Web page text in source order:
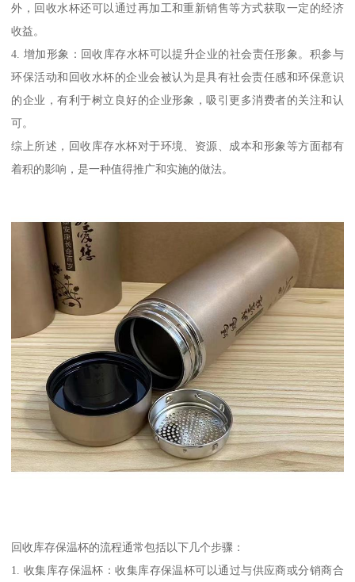
外，回收水杯还可以通过再加工和重新销售等方式获取一定的经济
收益。
4. 增加形象：回收库存水杯可以提升企业的社会责任形象。积参与
环保活动和回收水杯的企业会被认为是具有社会责任感和环保意识
的企业，有利于树立良好的企业形象，吸引更多消费者的关注和认
可。
综上所述，回收库存水杯对于环境、资源、成本和形象等方面都有
着积的影响，是一种值得推广和实施的做法。
回收库存保温杯的流程通常包括以下几个步骤：
1. 收集库存保温杯：收集库存保温杯可以通过与供应商或分销商合